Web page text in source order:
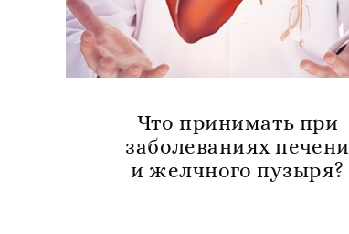
Что принимать при
заболеваниях печени
и желчного пузыря?